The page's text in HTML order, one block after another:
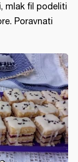
mlak fil podeliti
Poravnati